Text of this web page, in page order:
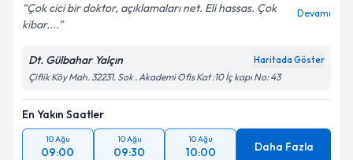
Çok cici bir doktor, açıklamaları net. Eli hassas. Çok
kibar....
Devamı
Dt. Gülbahar Yalçın Haritada Göster
Çiflik Köy Mah. 32231. Sok . Akademi Ofis Kat :10 İç kapı No: 43
En Yakın Saatler
10 Ağu
09:00
10 Ağu
09:30
10 Ağu
10:00 Daha Fazla